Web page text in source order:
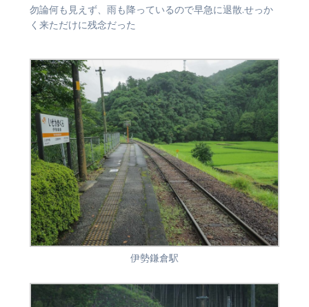
勿論何も見えず、雨も降っているので早急に退散.せっか
く来ただけに残念だった
伊勢鎌倉駅